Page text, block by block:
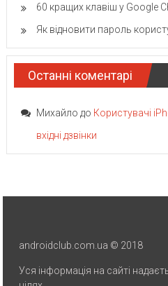
60 кращих клавіш у Google
Як відновити пароль
Останні коментарі
Михайло до Користувачі
вхідні дзвінки
androidclub.com.ua © 2018
Уся інформація на сайті